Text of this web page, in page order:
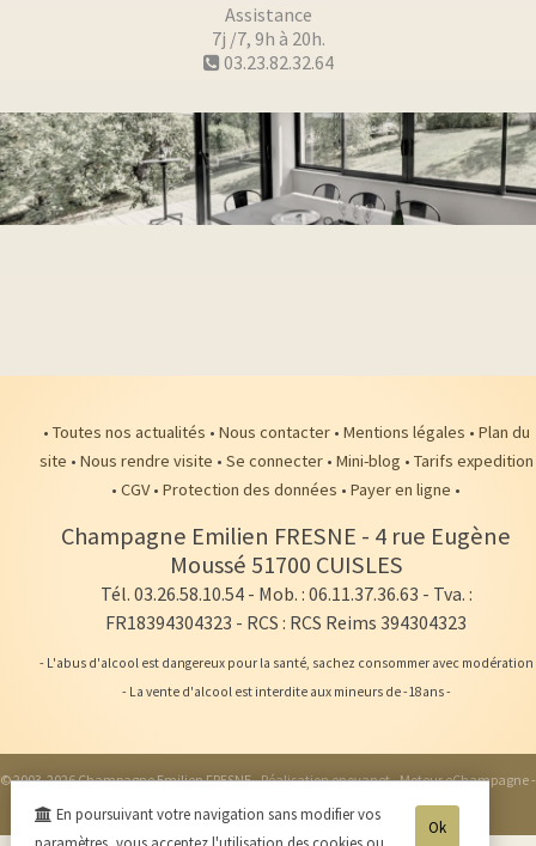
Assistance
7j /7, 9h à 20h.
03.23.82.32.64
• Toutes nos actualités • Nous contacter • Mentions légales • Plan du
site • Nous rendre visite • Se connecter • Mini-blog • Tarifs expedition
• CGV• Protection des données • Payer en ligne •
Champagne Emilien FRESNE - 4 rue Eugène
Moussé 51700 CUISLES
Tél. 03.26.58.10.54 - Mob. : 06.11.37.36.63 - Tva. :
FR18394304323 - RCS : RCS Reims 394304323
- L'abus d'alcool est dangereux pour la santé, sachez consommer avec modération
- La vente d'alcool est interdite aux mineurs de -18ans -
© 2003-2026 Champagne Emilien FRESNE -Réalisation enovanet-Moteur eChampagne-
10 visiteurs connectés.
Ok
En poursuivant votre navigation sans modifier vos